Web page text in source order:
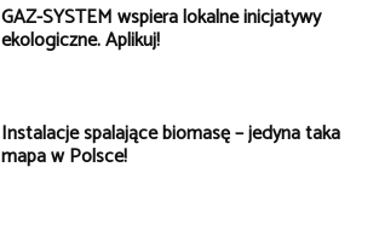
GAZ-SYSTEM wspiera lokalne inicjatywy
ekologiczne. Aplikuj!
Instalacje spalające biomasę – jedyna taka
mapa w Polsce!